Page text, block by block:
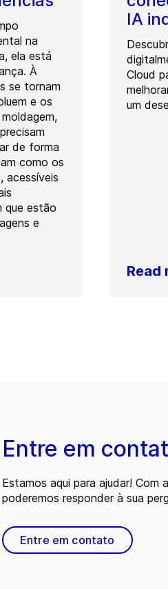
na
ela está
À
se tornam
e os
de forma
como os
acessíveis
que estão
e
IA
Cloud
um
Read
Entre em
Estamos aqui para ajudar! Com
poderemos responder à sua
Entre em contato